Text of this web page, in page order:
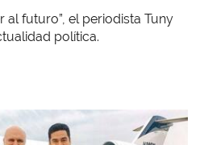
al futuro”, el periodista Tuny
política.